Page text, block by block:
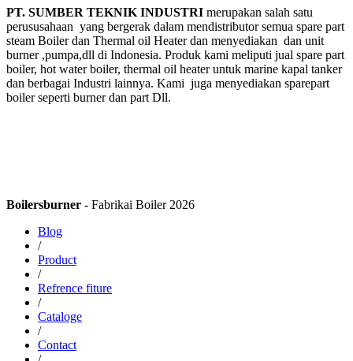
PT. SUMBER TEKNIK INDUSTRI merupakan salah satu
perususahaan yang bergerak dalam mendistributor semua spare part
steam Boiler dan Thermal oil Heater dan menyediakan dan unit
burner ,pumpa,dll di Indonesia. Produk kami meliputi jual spare part
boiler, hot water boiler, thermal oil heater untuk marine kapal tanker
dan berbagai Industri lainnya. Kami juga menyediakan sparepart
boiler seperti burner dan part Dll.
Boilersburner - Fabrikai Boiler 2026
Blog
/
Product
/
Refrence fiture
/
Cataloge
/
Contact